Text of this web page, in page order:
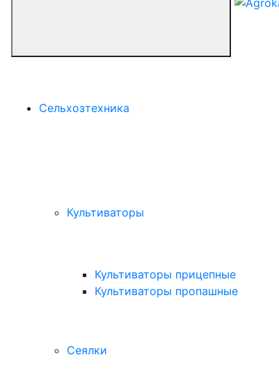
Сельхозтехника
Культиваторы
Культиваторы прицепные
Культиваторы пропашные
Сеялки